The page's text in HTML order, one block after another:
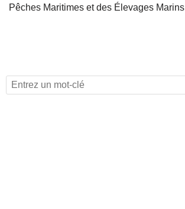
Pêches Maritimes et des Élevages Marins